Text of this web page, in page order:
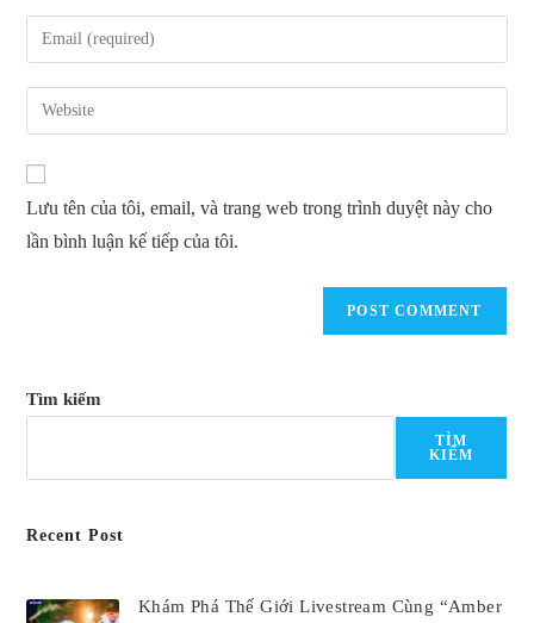
name
comment
Enter
your
email
address
Enter
your
URL
(optional)
Lưu tên của tôi, email, và trang web trong trình duyệt này cho
lần bình luận kế tiếp của tôi.
Tìm kiếm
TÌM
KIẾM
Recent Post
Khám Phá Thế Giới Livestream Cùng “Amber